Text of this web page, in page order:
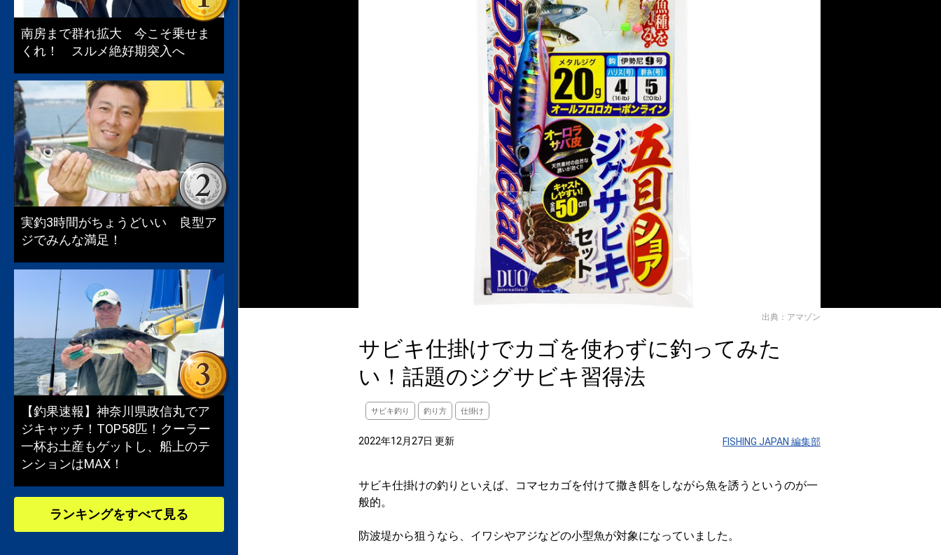
出典：アマゾン
サビキ仕掛けでカゴを使わずに釣ってみた
い！話題のジグサビキ習得法
サビキ釣り 釣り方 仕掛け
2022年12月27日 更新 FISHING JAPAN 編集部
サビキ仕掛けの釣りといえば、コマセカゴを付けて撒き餌をしながら魚を誘うというのが一
般的。
防波堤から狙うなら、イワシやアジなどの小型魚が対象になっていました。
南房まで群れ拡大 今こそ乗せま
くれ！ スルメ絶好期突入へ
実釣3時間がちょうどいい 良型ア
ジでみんな満足！
【釣果速報】神奈川県政信丸でア
ジキャッチ！TOP58匹！クーラー
一杯お土産もゲットし、船上のテ
ンションはMAX！
ランキングをすべて見る